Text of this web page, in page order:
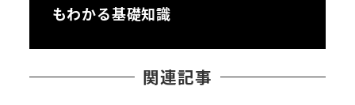
もわかる基礎知識
関連記事